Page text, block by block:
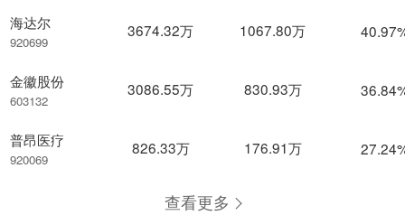
海达尔
920699
金徽股份
603132
普昂医疗
920069
3674.32万 1067.80万
3086.55万 830.93万
826.33万 176.91万
查看更多